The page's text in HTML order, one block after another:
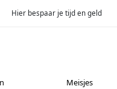
Hier bespaar je tijd en geld
Meisjes